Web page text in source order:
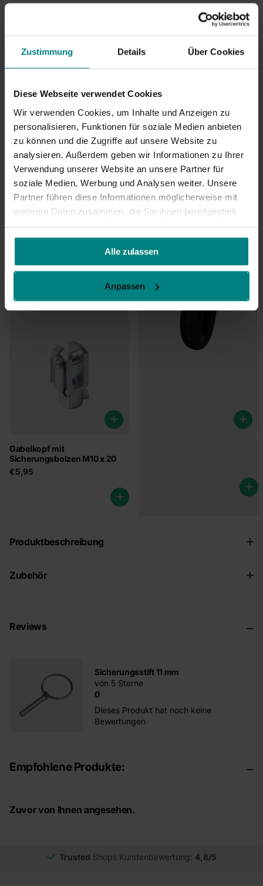
Zustimmung Details Über Cookies
Diese Webseite verwendet Cookies
Wir verwenden Cookies, um Inhalte und Anzeigen zu
personalisieren, Funktionen für soziale Medien anbieten
zu können und die Zugriffe auf unsere Website zu
analysieren. Außerdem geben wir Informationen zu Ihrer
Verwendung unserer Website an unsere Partner für
soziale Medien, Werbung und Analysen weiter. Unsere
Partner führen diese Informationen möglicherweise mit
weiteren Daten zusammen, die Sie ihnen bereitgestellt
gesammelt haben.
Alle zulassen
Anpassen
Jetzt zum Checkout
Lieferung mit DHL:1–2 Werktage
2,95
30 TageRückgaberecht
Vergiss diese Produkte nicht!
Gabelkopf mit
Sicherungsbolzen M10 x 20
€5,95
Produktbeschreibung
Zubehör
Reviews
Sicherungsstift 11 mm
0
von 5 Sterne
Dieses Produkt hat noch keine
Bewertungen
Empfohlene Produkte:
Zuvor von Ihnen angesehen.
Trusted Shops Kundenbewertung: 4,8/5